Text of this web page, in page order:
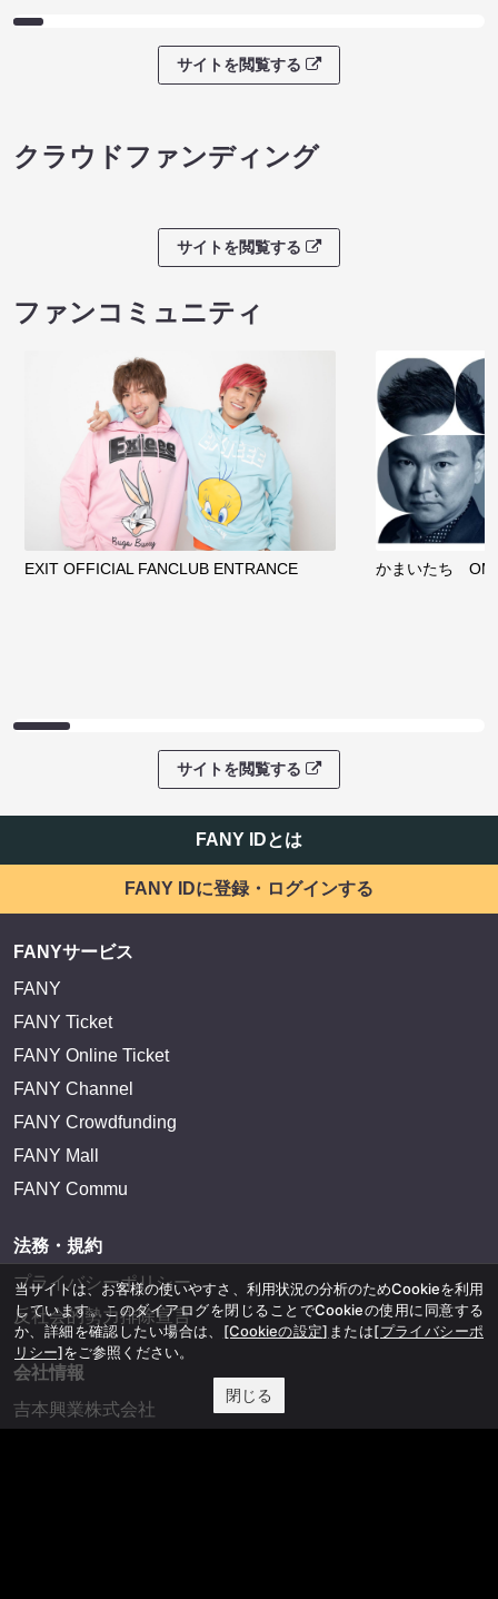
サイトを閲覧する
クラウドファンディング
サイトを閲覧する
ファンコミュニティ
EXIT OFFICIAL FANCLUB ENTRANCE かまいたち
サイトを閲覧する
FANY IDとは
FANY IDに登録・ログインする
FANYサービス
FANY
FANY Ticket
FANY Online Ticket
FANY Channel
FANY Crowdfunding
FANY Mall
FANY Commu
法務・規約
プライバシーポリシー
反社会的勢力排除宣言
会社情報
吉本興業株式会社
当サイトは、お客様の使いやすさ、利用状況の分析のためCookieを利用
しています。このダイアログを閉じることでCookieの使用に同意する
か、詳細を確認したい場合は、 [Cookieの設定] または[プライバシーポ
リシー]をご参照ください。
閉じる